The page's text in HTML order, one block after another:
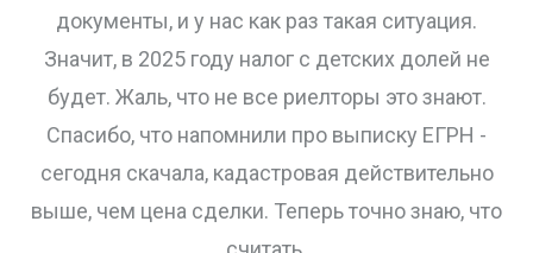
документы, и у нас как раз такая ситуация.
Значит, в 2025 году налог с детских долей не
будет. Жаль, что не все риелторы это знают.
Спасибо, что напомнили про выписку ЕГРН -
сегодня скачала, кадастровая действительно
выше, чем цена сделки. Теперь точно знаю, что